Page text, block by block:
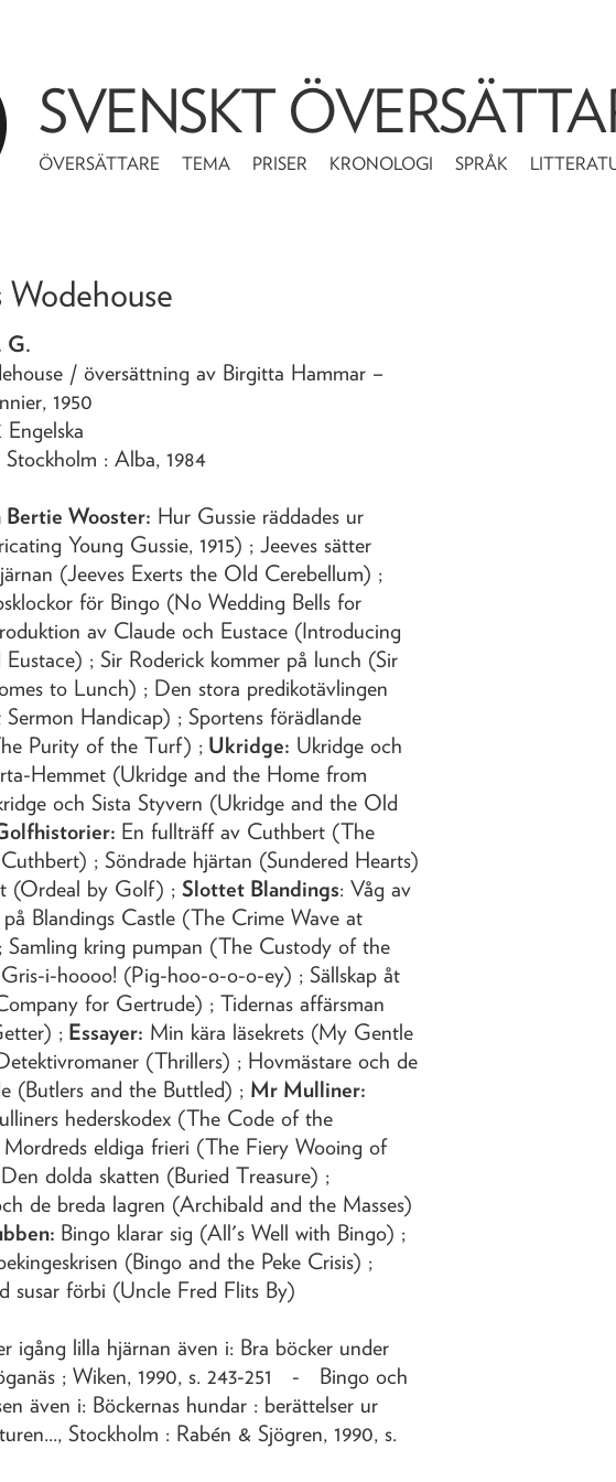
SVENSKT
ÖVERSÄTTARE TEMA PRISER KRONOLOGI SPRÅK
G.
/ översättning av Birgitta Hammar –
1950
Engelska
Stockholm : Alba, 1984
Bertie Wooster: Hur Gussie räddades ur
Young Gussie, 1915) ; Jeeves sätter
(Jeeves Exerts the Old Cerebellum) ;
för Bingo (No Wedding Bells for
av Claude och Eustace (Introducing
Eustace) ; Sir Roderick kommer på lunch (Sir
to Lunch) ; Den stora predikotävlingen
Handicap) ; Sportens förädlande
Purity of the Turf) ; Ukridge: Ukridge och
Hemmet (Ukridge and the Home from
och Sista Styvern (Ukridge and the Old
En fullträff av Cuthbert (The
; Söndrade hjärtan (Sundered Hearts)
(Ordeal by Golf) ;Slottet Blandings: Våg av
Blandings Castle (The Crime Wave at
Samling kring pumpan (The Custody of the
i-hoooo! (Pig-hoo-o-o-o-ey) ; Sällskap åt
for Gertrude) ; Tidernas affärsman
; Essayer: Min kära läsekrets (My Gentle
(Thrillers) ; Hovmästare och de
(Butlers and the Buttled) ; Mr Mulliner:
hederskodex (The Code of the
eldiga frieri (The Fiery Wooing of
dolda skatten (Buried Treasure) ;
de breda lagren (Archibald and the Masses)
Bingo klarar sig (All's Well with Bingo) ;
(Bingo and the Peke Crisis) ;
susar förbi (Uncle Fred Flits By)
igång lilla hjärnan även i: Bra böcker under
; Wiken, 1990, s. 243-251 - Bingo och
även i: Böckernas hundar : berättelser ur
Stockholm : Rabén & Sjögren, 1990, s.